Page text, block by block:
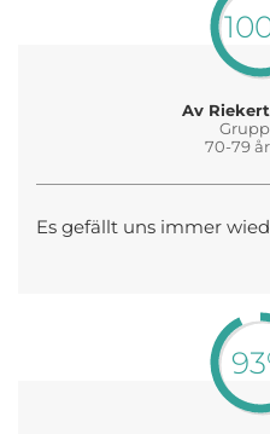
Av Riekert
Grupp
70-79 år
Es gefällt uns immer